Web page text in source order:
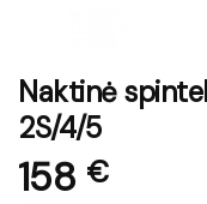
Naktinė
2S/4/5
158 €